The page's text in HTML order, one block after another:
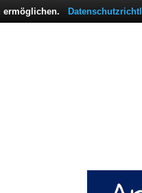
ermöglichen.